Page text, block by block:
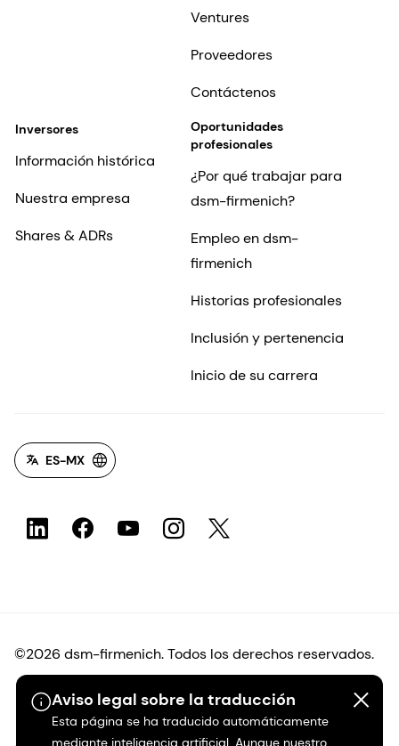
Aviso legal sobre la traducción
Esta página se ha traducido automáticamente
mediante inteligencia artificial. Aunque nuestro
Ventures
Proveedores
Contáctenos
Inversores
Información histórica
Nuestra empresa
Shares & ADRs
Oportunidades
profesionales
¿Por qué trabajar para
dsm-firmenich?
Empleo en dsm-
firmenich
Historias profesionales
Inclusión y pertenencia
Inicio de su carrera
ES-MX
©2026 dsm-firmenich. Todos los derechos reservados.
Protección de datos